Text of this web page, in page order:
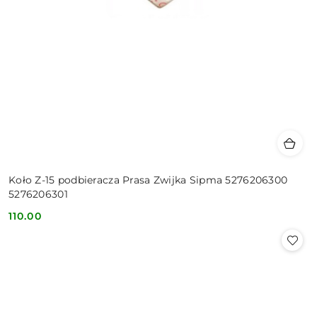
Koło Z-15 podbieracza Prasa Zwijka Sipma 5276206300
5276206301
Cena:
110.00